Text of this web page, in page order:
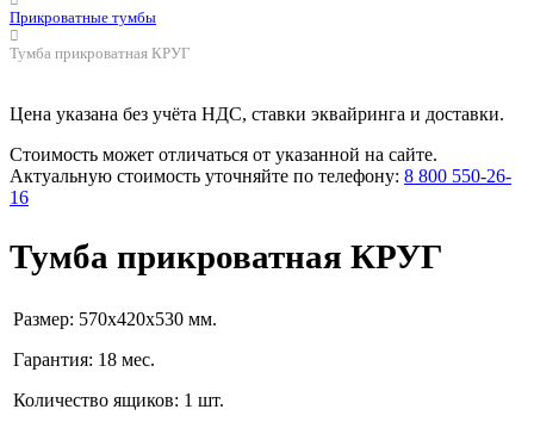
Прикроватные тумбы
Тумба прикроватная КРУГ
Цена указана без учёта НДС, ставки эквайринга и доставки.
Стоимость может отличаться от указанной на сайте.
Актуальную стоимость уточняйте по телефону: 8 800 550-26-
16
Тумба прикроватная КРУГ
Размер: 570x420x530 мм.
Гарантия: 18 мес.
Количество ящиков: 1 шт.